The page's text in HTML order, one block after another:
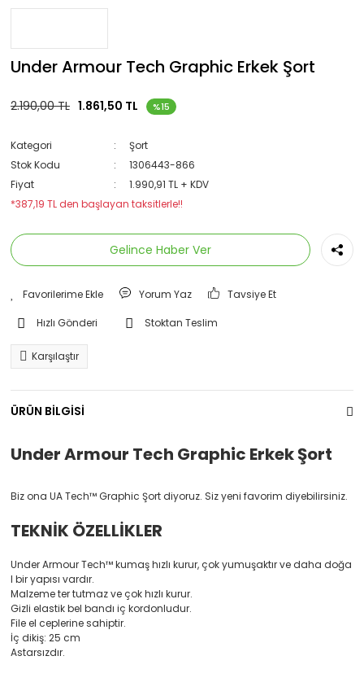
Under Armour Tech Graphic Erkek Şort
2.190,00 TL 1.861,50 TL %15
Kategori
Şort
Stok Kodu
1306443-866
Fiyat
1.990,91 TL + KDV
*387,19 TL den başlayan taksitlerle!!
Gelince Haber Ver
Yorum Yaz Tavsiye Et
Hızlı Gönderi Stoktan Teslim
Karşılaştır
ÜRÜN BİLGİSİ
Under Armour Tech Graphic Erkek Şort
Biz ona UA Tech™ Graphic Şort diyoruz. Siz yeni favorim diyebilirsiniz.
TEKNİK ÖZELLİKLER
Under Armour Tech™ kumaş hızlı kurur, çok yumuşaktır ve daha doğa
l bir yapısı vardır.
Malzeme ter tutmaz ve çok hızlı kurur.
Gizli elastik bel bandı iç kordonludur.
File el ceplerine sahiptir.
İç dikiş: 25 cm
Astarsızdır.